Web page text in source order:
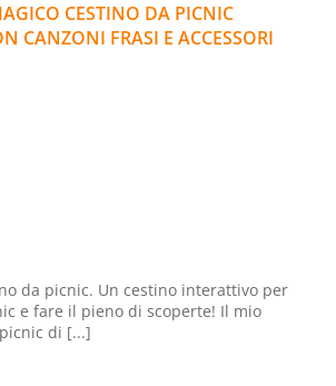
CESTINO DA PICNIC
CANZONI FRASI E ACCESSORI
da picnic. Un cestino interattivo per
e fare il pieno di scoperte! Il mio
di [...]